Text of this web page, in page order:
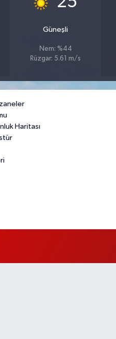
Güneşli
Nem: %44
Rüzgar: 5.61 m/s
Haritası